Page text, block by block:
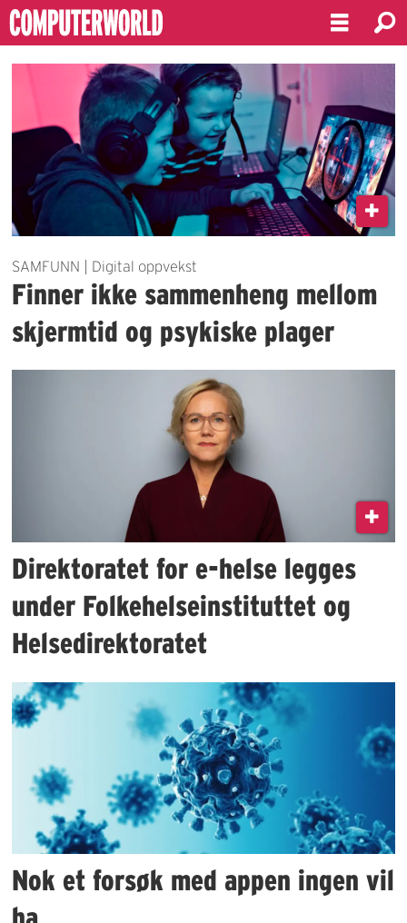
Emne:
fhi
SAMFUNN | Digital oppvekst
Finner ikke sammenheng mellom
skjermtid og psykiske plager
Direktoratet for e-helse legges
under Folkehelseinstituttet og
Helsedirektoratet
Nok et forsøk med appen ingen vil